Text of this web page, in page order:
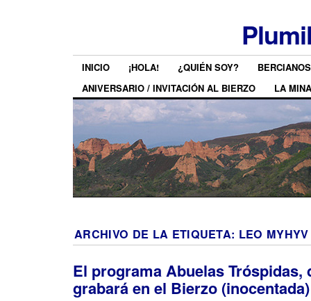
INICIO ¡HOLA! ¿QUIÉN SOY?
ANIVERSARIO / INVITACIÓN AL BIERZO
LA MINA
ARCHIVO DE LA ETIQUETA: LEO MYHYV
El programa Abuelas Tróspidas,
grabará en el Bierzo (inocentada)